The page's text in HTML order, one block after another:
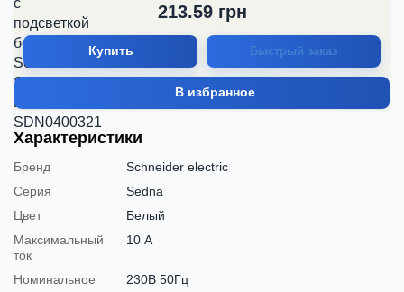
213.59грн
Купить Быстрый заказ
В избранное
Характеристики
Бренд
Schneider electric
Серия
Sedna
Цвет
Белый
Максимальный
ток
10 А
Номинальное
230В 50Гц